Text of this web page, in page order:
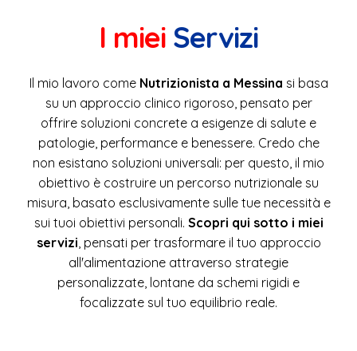
I miei Servizi
Il mio lavoro come Nutrizionista a Messina si basa
su un approccio clinico rigoroso, pensato per
offrire soluzioni concrete a esigenze di salute e
patologie, performance e benessere. Credo che
non esistano soluzioni universali: per questo, il mio
obiettivo è costruire un percorso nutrizionale su
misura, basato esclusivamente sulle tue necessità e
sui tuoi obiettivi personali. Scopri qui sotto i miei
servizi , pensati per trasformare il tuo approccio
all'alimentazione attraverso strategie
personalizzate, lontane da schemi rigidi e
focalizzate sul tuo equilibrio reale.